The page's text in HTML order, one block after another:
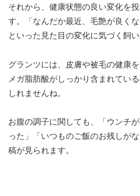
それから、健康状態の良い変化を
す。「なんだか最近、毛艶が良く
といった見た目の変化に気づく飼
グランツには、皮膚や被毛の健康
メガ脂肪酸がしっかり含まれてい
しれませんね。
お腹の調子に関しても、「ウンチ
った」「いつものご飯のお残しが
稿が見られます。